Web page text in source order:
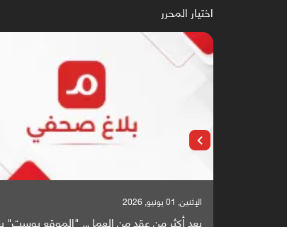
اختيار المحرر
الإثنين, 01 يونيو, 2026
بعد أكثر من عقد من العمل.. "الموقع بوست"